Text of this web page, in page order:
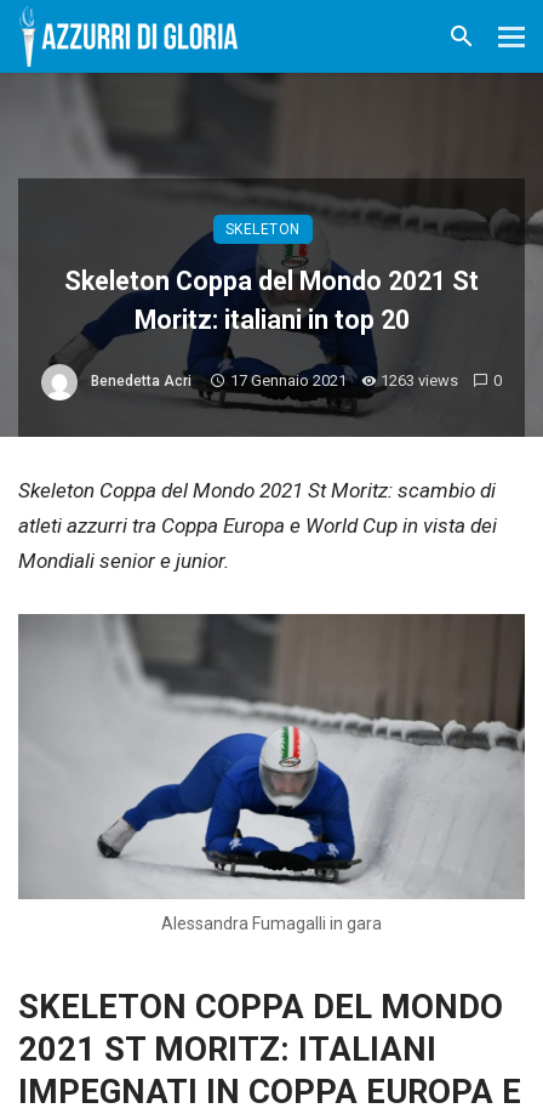
SKELETON
Skeleton Coppa del Mondo 2021 St
Moritz: italiani in top 20
Benedetta Acri 17 Gennaio 2021 1263 views 0
Skeleton Coppa del Mondo 2021 St Moritz: scambio di
atleti azzurri tra Coppa Europa e World Cup in vista dei
Mondiali senior e junior.
Alessandra Fumagalli in gara
SKELETON COPPA DEL MONDO
2021 ST MORITZ: ITALIANI
IMPEGNATI IN COPPA EUROPA E